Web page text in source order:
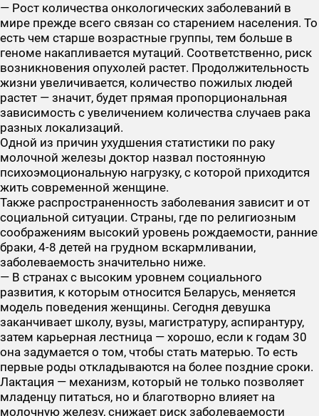
— Рост количества онкологических заболеваний в
мире прежде всего связан со старением населения. То
есть чем старше возрастные группы, тем больше в
геноме накапливается мутаций. Соответственно, риск
возникновения опухолей растет. Продолжительность
жизни увеличивается, количество пожилых людей
растет — значит, будет прямая пропорциональная
зависимость с увеличением количества случаев рака
разных локализаций.
Одной из причин ухудшения статистики по раку
молочной железы доктор назвал постоянную
психоэмоциональную нагрузку, с которой приходится
жить современной женщине.
Также распространенность заболевания зависит и от
социальной ситуации. Страны, где по религиозным
соображениям высокий уровень рождаемости, ранние
браки, 4-8 детей на грудном вскармливании,
заболеваемость значительно ниже.
— В странах с высоким уровнем социального
развития, к которым относится Беларусь, меняется
модель поведения женщины. Сегодня девушка
заканчивает школу, вузы, магистратуру, аспирантуру,
затем карьерная лестница — хорошо, если к годам 30
она задумается о том, чтобы стать матерью. То есть
первые роды откладываются на более поздние сроки.
Лактация — механизм, который не только позволяет
младенцу питаться, но и благотворно влияет на
молочную железу, снижает риск заболеваемости